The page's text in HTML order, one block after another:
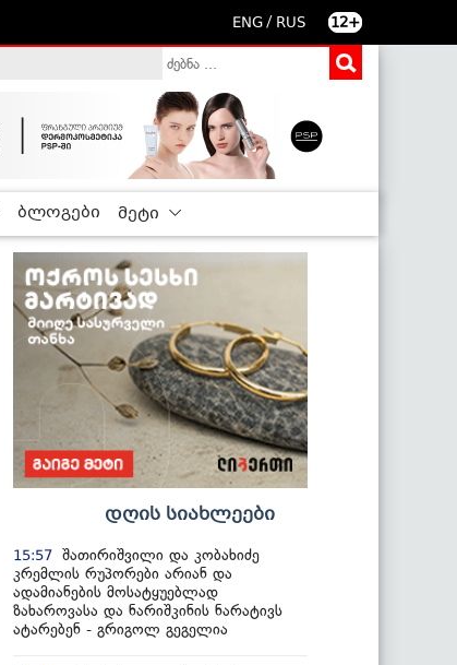
ENG / RUS 12+
ბლოგები მეტი
დღის სიახლეები
15:57 შათირიშვილი და კობახიძე
კრემლის რუპორები არიან და
ადამიანების მოსატყუებლად
ზახაროვასა და ნარიშკინის ნარატივს
ატარებენ - გრიგოლ გეგელია